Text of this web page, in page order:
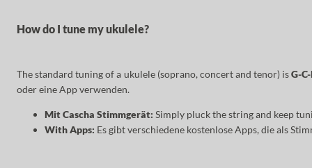
How do I tune my ukulele?
The standard tuning of a ukulele (soprano, concert and tenor) isG-
oder eine App verwenden.
Mit Cascha Stimmgerät: Simply pluck the string and keep
With Apps: Es gibt verschiedene kostenlose Apps, die als